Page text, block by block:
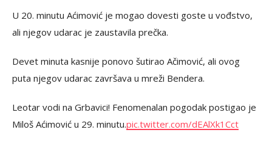
U 20. minutu Aćimović je mogao dovesti goste u vođstvo,
ali njegov udarac je zaustavila prečka.
Devet minuta kasnije ponovo šutirao Ačimović, ali ovog
puta njegov udarac završava u mreži Bendera.
Leotar vodi na Grbavici! Fenomenalan pogodak postigao je
Miloš Aćimović u 29. minutu.pic.twitter.com/dEAlXk1Cct